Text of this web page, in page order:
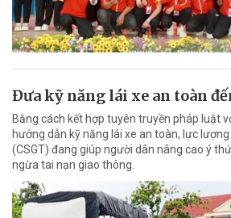
Đưa kỹ năng lái xe an toàn
Bằng cách kết hợp tuyên truyền pháp luật
hướng dẫn kỹ năng lái xe an toàn, lực
(CSGT) đang giúp người dân nâng cao ý
ngừa tai nạn giao thông.